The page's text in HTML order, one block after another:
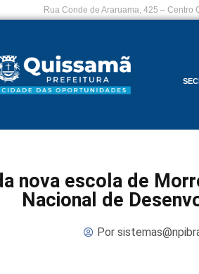
Rua Conde de Araruama, 425 – Centro
nova escola de
Nacional de
Por